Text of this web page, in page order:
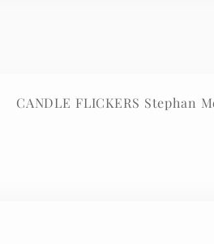
CANDLE FLICKERS Stephan